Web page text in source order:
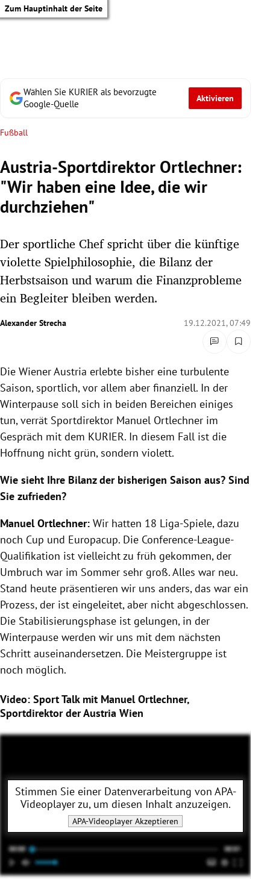
Zum Hauptinhalt der Seite
Untermenü
Untermenü
Untermenü
Untermenü
Untermenü
Untermenü
Untermenü
Wählen Sie KURIER als bevorzugte
Google-Quelle
Aktivieren
Fußball
Austria-Sportdirektor Ortlechner:
"Wir haben eine Idee, die wir
durchziehen"
Der sportliche Chef spricht über die künftige
violette Spielphilosophie, die Bilanz der
Herbstsaison und warum die Finanzprobleme
ein Begleiter bleiben werden.
Alexander Strecha 19.12.2021, 07:49
Die Wiener Austria erlebte bisher eine turbulente
Saison, sportlich, vor allem aber finanziell. In der
Winterpause soll sich in beiden Bereichen einiges
tun, verrät Sportdirektor Manuel Ortlechner im
Gespräch mit dem KURIER. In diesem Fall ist die
Hoffnung nicht grün, sondern violett.
Wie sieht Ihre Bilanz der bisherigen Saison aus? Sind
Sie zufrieden?
Manuel Ortlechner: Wir hatten 18 Liga-Spiele, dazu
noch Cup und Europacup. Die Conference-League-
Qualifikation ist vielleicht zu früh gekommen, der
Umbruch war im Sommer sehr groß. Alles war neu.
Stand heute präsentieren wir uns anders, das war ein
Prozess, der ist eingeleitet, aber nicht abgeschlossen.
Die Stabilisierungsphase ist gelungen, in der
Winterpause werden wir uns mit dem nächsten
Schritt auseinandersetzen. Die Meistergruppe ist
noch möglich.
Video: Sport Talk mit Manuel Ortlechner,
Sportdirektor der Austria Wien
Stimmen Sie einer Datenverarbeitung von APA-
Videoplayerzu, um diesen Inhalt anzuzeigen.
APA-Videoplayer Akzeptieren